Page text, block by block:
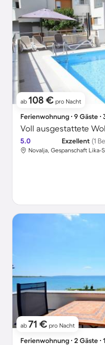
ab 108 € pro Nacht
Ferienwohnung ∙ 9 Gäste
5.0 Exzellent (1
Novalja, Gespanschaft Lika-
ab 71 € pro Nacht
Ferienwohnung ∙ 2 Gäste ∙